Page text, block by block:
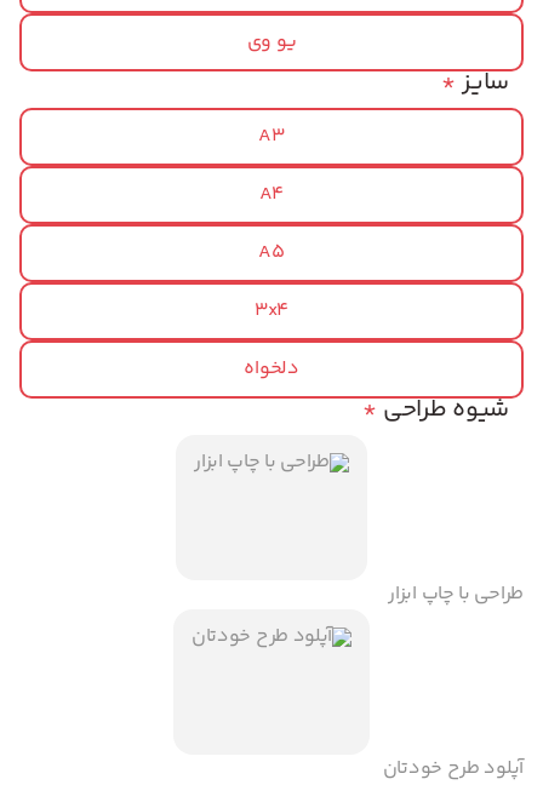
یو وی
*سایز
A3
A4
A5
3x4
دلخواه
*شیوه طراحی
طراحی با چاپ ابزار
آپلود طرح خودتان